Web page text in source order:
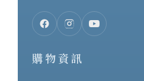
購物資訊